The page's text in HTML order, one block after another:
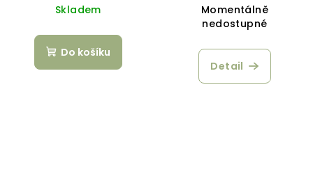
Skladem
Do košíku
Momentálně
nedostupné
Detail